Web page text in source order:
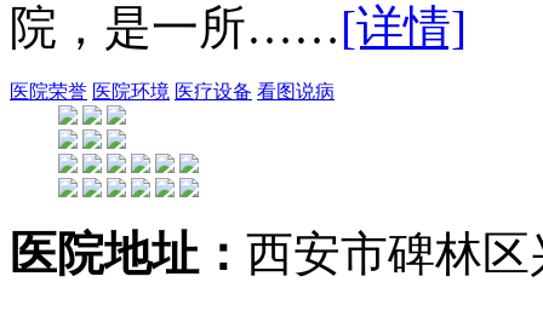
院，是一所……[详情]
医院荣誉 医院环境 医疗设备 看图说病
医院地址： 西安市碑林区